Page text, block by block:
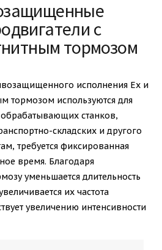
с
тормозом
исполнения Ex и
тормозом используются для
станков,
складских и другого
требуется фиксированная
время. Благодаря
уменьшается длительность
их частота
увеличению интенсивности